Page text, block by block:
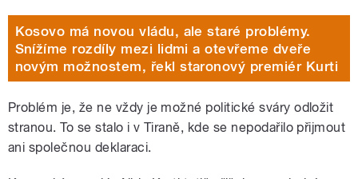
Kosovo má novou vládu, ale staré problémy.
Snížíme rozdíly mezi lidmi a otevřeme dveře
novým možnostem, řekl staronový premiér Kurti
Problém je, že ne vždy je možné politické sváry odložit
stranou. To se stalo i v Tiraně, kde se nepodařilo přijmout
ani společnou deklaraci.